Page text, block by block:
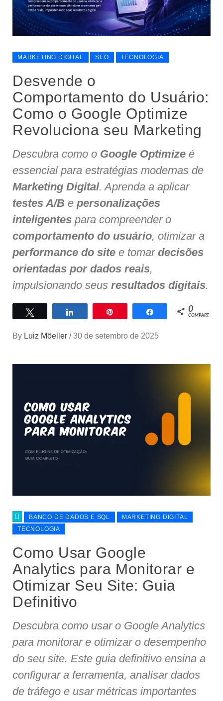
MARKETING DIGITAL SEO TECNOLOGIA
Desvende o
Comportamento do Usuário:
Como o Google Optimize
Revoluciona seu Marketing
Descubra como o Google Optimize é
essencial para estratégias modernas de
Marketing Digital. Aprenda a aplicar
testes A/B e personalizações
inteligentes para compreender o
comportamento do usuário, otimizar a
performance do site e tomar decisões
orientadas por dados reais,
impulsionando seus resultados digitais.
Compartilhar Compartilhar
0
COMPART.
By Luiz Möeller / 30 de setembro de 2025
BANCO DE DADOS E SQL
MARKETING DIGITAL
TECNOLOGIA
Como Usar Google
Analytics para Monitorar e
Otimizar Seu Site: Guia
Definitivo
Descubra como usar o Google Analytics
para monitorar e otimizar o desempenho
do seu site. Este guia definitivo ensina a
configurar a ferramenta, analisar dados
de tráfego e usar métricas importantes